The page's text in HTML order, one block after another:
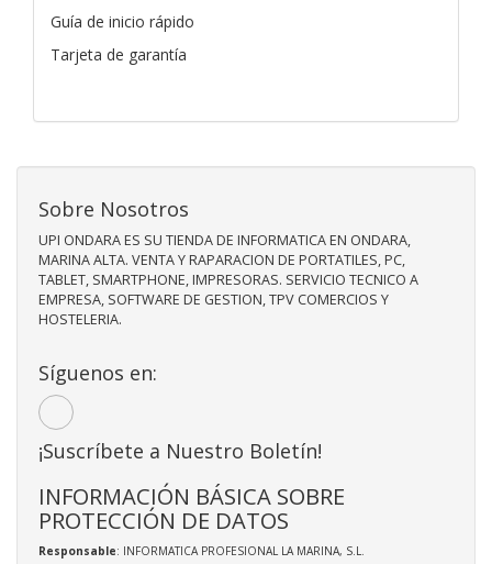
Guía de inicio rápido
Tarjeta de garantía
Sobre Nosotros
UPI ONDARA ES SU TIENDA DE INFORMATICA EN ONDARA,
MARINA ALTA. VENTA Y RAPARACION DE PORTATILES, PC,
TABLET, SMARTPHONE, IMPRESORAS. SERVICIO TECNICO A
EMPRESA, SOFTWARE DE GESTION, TPV COMERCIOS Y
HOSTELERIA.
Síguenos en:
¡Suscríbete a Nuestro Boletín!
INFORMACIÓN BÁSICA SOBRE
PROTECCIÓN DE DATOS
Responsable: INFORMATICA PROFESIONAL LA MARINA, S.L.